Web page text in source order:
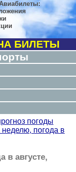
БИЛЕТЫ
погоды
неделю, погода в
в августе,